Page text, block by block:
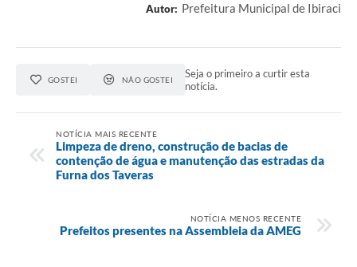
Autor: Prefeitura Municipal de Ibiraci
GOSTEI NÃO GOSTEI
Seja o primeiro a curtir esta
notícia.
NOTÍCIA MAIS RECENTE
Limpeza de dreno, construção de bacias de
contenção de água e manutenção das estradas da
Furna dos Taveras
NOTÍCIA MENOS RECENTE
Prefeitos presentes na Assembleia da AMEG